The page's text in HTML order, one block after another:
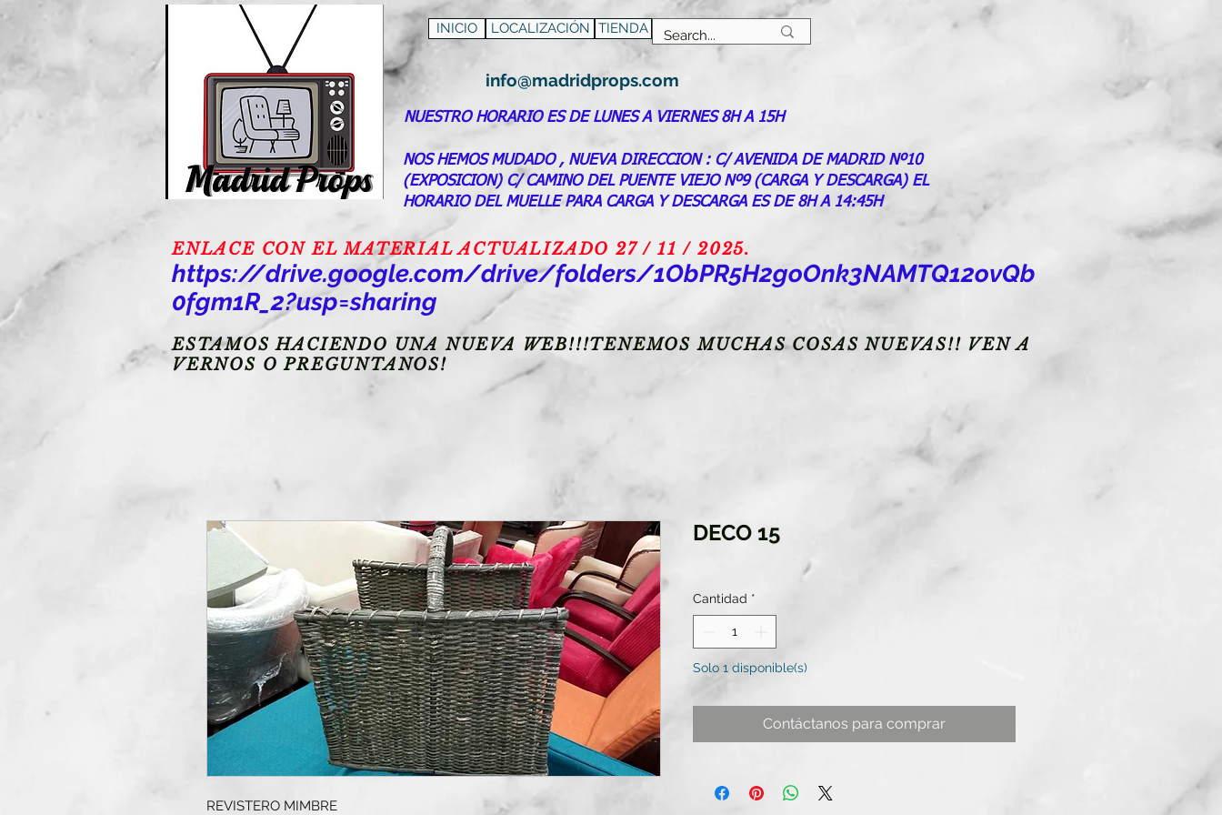
INICIO LOCALIZACIÓN TIENDA
info@madridprops.com
NUESTRO HORARIO ES DE LUNES A VIERNES 8H A 15H
NOS HEMOS MUDADO , NUEVA DIRECCION : C/ AVENIDA DE MADRID Nº10
(EXPOSICION) C/ CAMINO DEL PUENTE VIEJO Nº9 (CARGA Y DESCARGA) EL
HORARIO DEL MUELLE PARA CARGA Y DESCARGA ES DE 8H A 14:45H
ENLACE CON EL MATERIAL ACTUALIZADO 27 / 11 / 2025.
https://drive.google.com/drive/folders/1ObPR5H2goOnk3NAMTQ12ovQb
0fgm1R_2?usp=sharing
ESTAMOS HACIENDO UNA NUEVA WEB!!!TENEMOS MUCHAS COSAS NUEVAS!! VEN A
VERNOS O PREGUNTANOS!
REVISTERO MIMBRE
DECO 15
Cantidad *
Solo 1 disponible(s)
Contáctanos para comprar